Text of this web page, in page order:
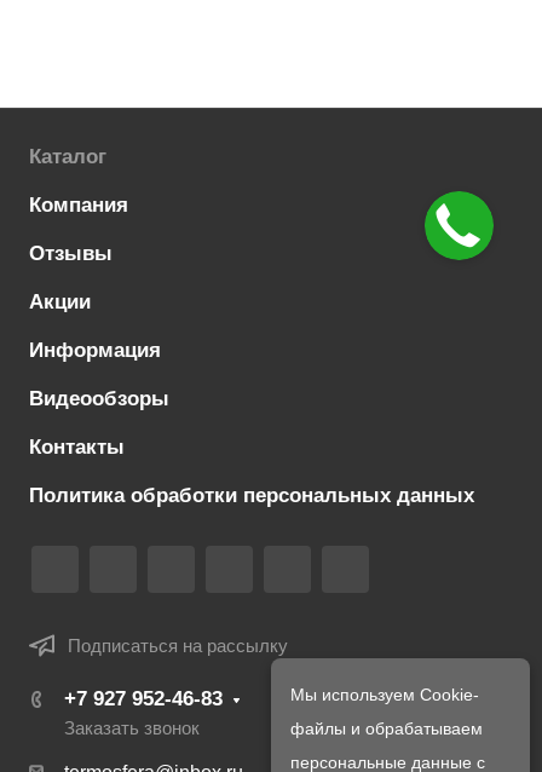
Каталог
Компания
Отзывы
Акции
Информация
Видеообзоры
Контакты
Политика обработки персональных данных
Подписаться на рассылку
+7 927 952-46-83
Заказать звонок
Мы используем Cookie-
файлы и обрабатываем
персональные данные с